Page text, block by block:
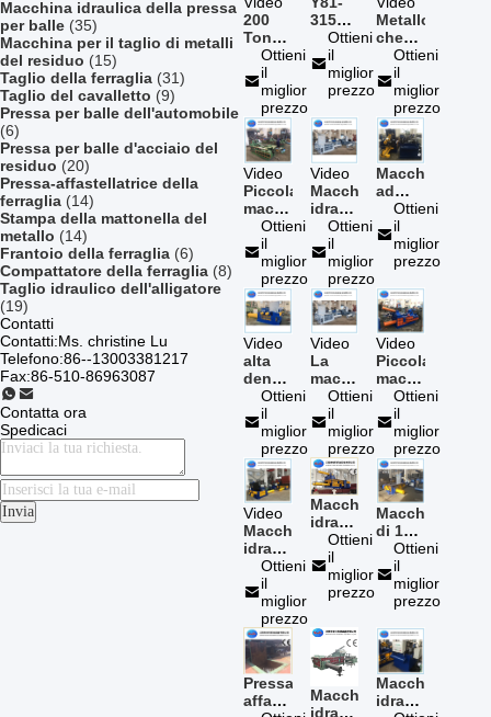
Macchina idraulica della pressa
per balle (35)
Macchina per il taglio di metalli
del residuo (15)
Taglio della ferraglia (31)
Taglio del cavalletto (9)
Pressa per balle dell'automobile
(6)
Pressa per balle d'acciaio del
residuo (20)
Pressa-affastellatrice della
ferraglia (14)
Stampa della mattonella del
metallo (14)
Frantoio della ferraglia (6)
Compattatore della ferraglia (8)
Taglio idraulico dell'alligatore
(19)
Contatti
Contatti:Ms. christine Lu
Telefono:86--13003381217
Fax:86-510-86963087
Contatta ora
Spedicaci
Invia
200
Ton
Hydraulic
Baler
Machine,
macchina
di
alluminio
residua
della
stampa
del
residuo
Ottieni
il
miglior
prezzo
315A
315
Ton
Hydraulic
Baler
Ottieni
il
miglior
prezzo
Metallo
che
ricicla
la
macchina
idraulica
Y81F-
125
della
pressa
per
balle
Ottieni
il
miglior
prezzo
Video
Piccola
macchina
idraulica
della
pressa
per
balle,
pressa
per
balle
idraulica
Y81-
125A
della
ferraglia
Ottieni
il
miglior
prezzo
Video
Macchina
idraulica
Y81F-
200A/B/F
della
pressa
per
balle
dello
SGS
Huake
del CE
Ottieni
il
miglior
prezzo
Macchina
ad
alta
densità
Y81-
200
pressa
per
balle
della
ferraglia
dell'OEM
Ottieni
il
miglior
prezzo
Video
alta
densità
ad
alta
pressione
della
macchina
della
pressa
per
balle
del
residuo
di
y81T-
630E
630
Ton
Hydraulic
Metal
Ottieni
il
miglior
prezzo
Video
La
macchina
idraulica
della
pressa
per
balle
del
metallo
Y81F-
200
l'attrezzatura
di
elaborazione
della
Ottieni
il
miglior
prezzo
Video
Piccola
macchina
idraulica
della
pressa
per
balle
del
metallo
Y81T-
125
per
alluminio
Ottieni
il
miglior
prezzo
Video
Macchina
idraulica
della
pressa-
affastellatrice
del
residuo
dell'OEM,
ferro
di
alluminio
Ottieni
il
miglior
prezzo
Macchina/metallo
idraulici
della
pressa
per
balle
metallo
Y81f-
315
che
ricicla
Ottieni
il
miglior
prezzo
Macchina
di 125
Ton
Small
Scrap
Metal
per le
latte
di
alluminio
d'acciaio
Ottieni
il
miglior
prezzo
Pressa-
affastellatriceMacchina
idraulica
Macchina
idraulica